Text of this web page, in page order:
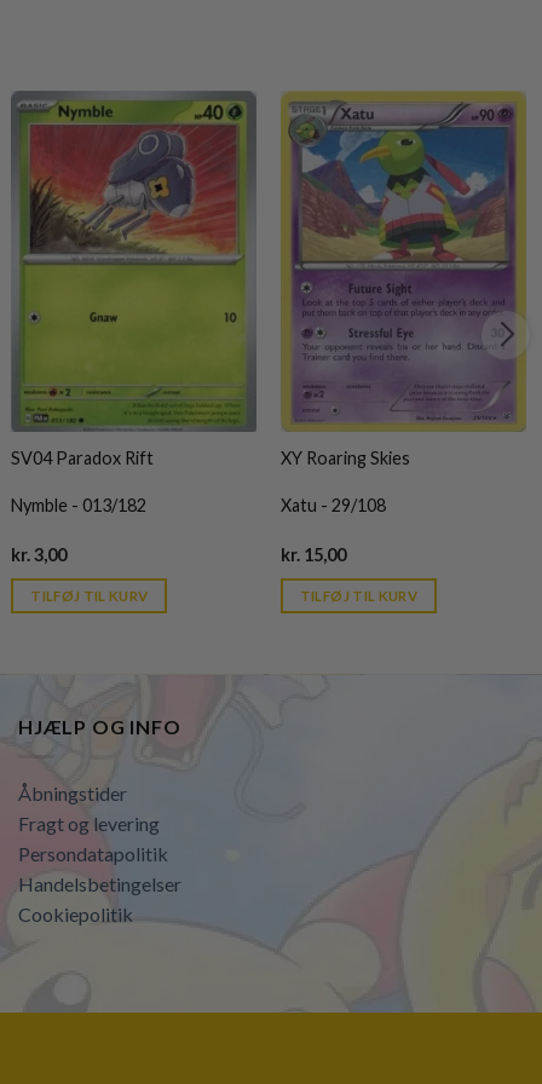
SV04 Paradox Rift
Nymble - 013/182
kr.3,00Current
is:
kr. 39,95.
TILFØJ TIL KURV
XY Roaring Skies
Xatu - 29/108
kr.15,00Current
is:
kr. 39,95.
TILFØJ TIL KURV
HJÆLP OG INFO
Åbningstider
Fragt og levering
Persondatapolitik
Handelsbetingelser
Cookiepolitik